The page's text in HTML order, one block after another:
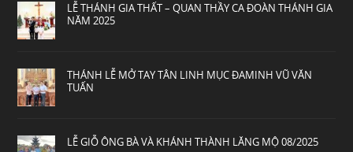
LỄ THÁNH GIA THẤT – QUAN THẦY CA ĐOÀN THÁNH GIA
NĂM 2025
THÁNH LỄ MỞ TAY TÂN LINH MỤC ĐAMINH VŨ VĂN
TUẤN
LỄ GIỖ ÔNG BÀ VÀ KHÁNH THÀNH LĂNG MỘ 08/2025